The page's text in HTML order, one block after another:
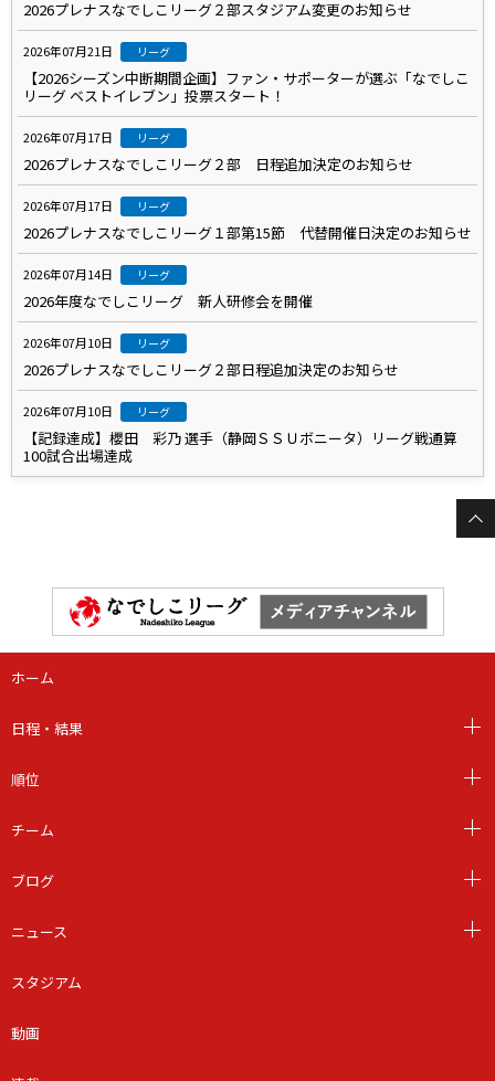
2026プレナスなでしこリーグ２部スタジアム変更のお知らせ
2026年07月21日 リーグ
【2026シーズン中断期間企画】ファン・サポーターが選ぶ「なでしこ
リーグ ベストイレブン」投票スタート！
2026年07月17日 リーグ
2026プレナスなでしこリーグ２部 日程追加決定のお知らせ
2026年07月17日 リーグ
2026プレナスなでしこリーグ１部第15節 代替開催日決定のお知らせ
2026年07月14日 リーグ
2026年度なでしこリーグ 新人研修会を開催
2026年07月10日 リーグ
2026プレナスなでしこリーグ２部日程追加決定のお知らせ
2026年07月10日 リーグ
【記録達成】櫻田 彩乃 選手（静岡ＳＳＵボニータ）リーグ戦通算
100試合出場達成
ホーム
日程・結果
順位
チーム
ブログ
ニュース
スタジアム
動画